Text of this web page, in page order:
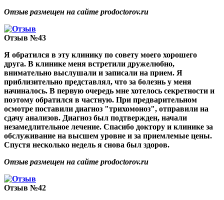
Отзыв размещен на сайте prodoctorov.ru
Отзыв №43
Я обратился в эту клинику по совету моего хорошего
друга. В клинике меня встретили дружелюбно,
внимательно выслушали и записали на прием. Я
приблизительно представлял, что за болезнь у меня
начиналось. В первую очередь мне хотелось секретности и
поэтому обратился в частную. При предварительном
осмотре поставили диагноз "трихомоноз", отправили на
сдачу анализов. Диагноз был подтвержден, начали
незамедлительное лечение. Спасибо доктору и клинике за
обслуживание на высшем уровне и за приемлемые цены.
Спустя несколько недель я снова был здоров.
Отзыв размещен на сайте prodoctorov.ru
Отзыв №42